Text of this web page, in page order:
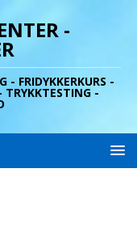
-
- FRIDYKKERKURS -
TRYKKTESTING -